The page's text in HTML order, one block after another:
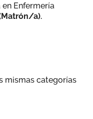
Enfermería
a).
mismas categorías